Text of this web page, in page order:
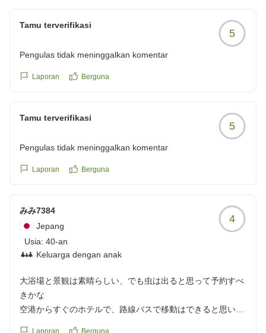
これからも皆様の旅の思い出となるホテルづくりに取り
久米島ならではの穏やかな時間や、海を眺めながらゆっ
るよう努めてまいります。
ただきましてありがとうございました。
またのご来島・ご来館を心よりお待ちしております。
サイプレスリゾート久米島
Tamu terverifikasi
5
Pengulas tidak meninggalkan komentar
Laporan Berguna
Tamu terverifikasi
5
Pengulas tidak meninggalkan komentar
Laporan Berguna
みみ7384
Jepang
Usia: 40-an
Keluarga dengan anak
4
大浴場と景観は素晴らしい、でも虫は出ると思って予約すべ
きかな
空港からすぐのホテルで、路線バスで移動はできると思いま
Laporan Berguna